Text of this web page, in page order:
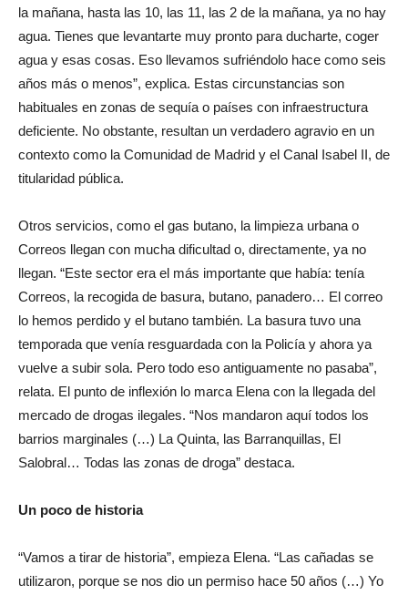
la mañana, hasta las 10, las 11, las 2 de la mañana, ya no hay
agua. Tienes que levantarte muy pronto para ducharte, coger
agua y esas cosas. Eso llevamos sufriéndolo hace como seis
años más o menos”, explica. Estas circunstancias son
habituales en zonas de sequía o países con infraestructura
deficiente. No obstante, resultan un verdadero agravio en un
contexto como la Comunidad de Madrid y el Canal Isabel II, de
titularidad pública.
Otros servicios, como el gas butano, la limpieza urbana o
Correos llegan con mucha dificultad o, directamente, ya no
llegan. “Este sector era el más importante que había: tenía
Correos, la recogida de basura, butano, panadero… El correo
lo hemos perdido y el butano también. La basura tuvo una
temporada que venía resguardada con la Policía y ahora ya
vuelve a subir sola. Pero todo eso antiguamente no pasaba”,
relata. El punto de inflexión lo marca Elena con la llegada del
mercado de drogas ilegales. “Nos mandaron aquí todos los
barrios marginales (…) La Quinta, las Barranquillas, El
Salobral… Todas las zonas de droga” destaca.
Un poco de historia
“Vamos a tirar de historia”, empieza Elena. “Las cañadas se
utilizaron, porque se nos dio un permiso hace 50 años (…) Yo